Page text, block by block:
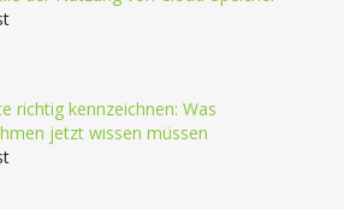
richtig kennzeichnen: Was
jetzt wissen müssen